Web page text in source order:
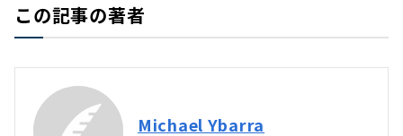
この記事の著者
Michael Ybarra